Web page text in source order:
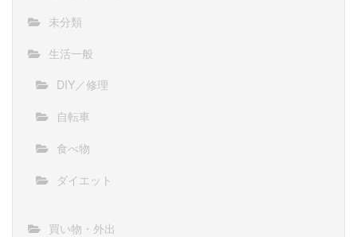
未分類
生活一般
DIY／修理
自転車
食べ物
ダイエット
買い物・外出